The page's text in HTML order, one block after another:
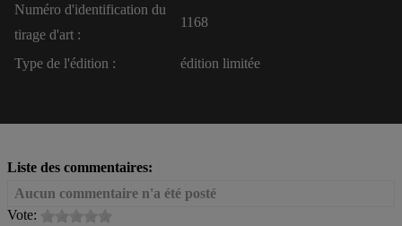
Numéro d'identification du
tirage d'art :
1168
Type de l'édition : édition limitée
Liste des commentaires:
Aucun commentaire n'a été posté
Vote: